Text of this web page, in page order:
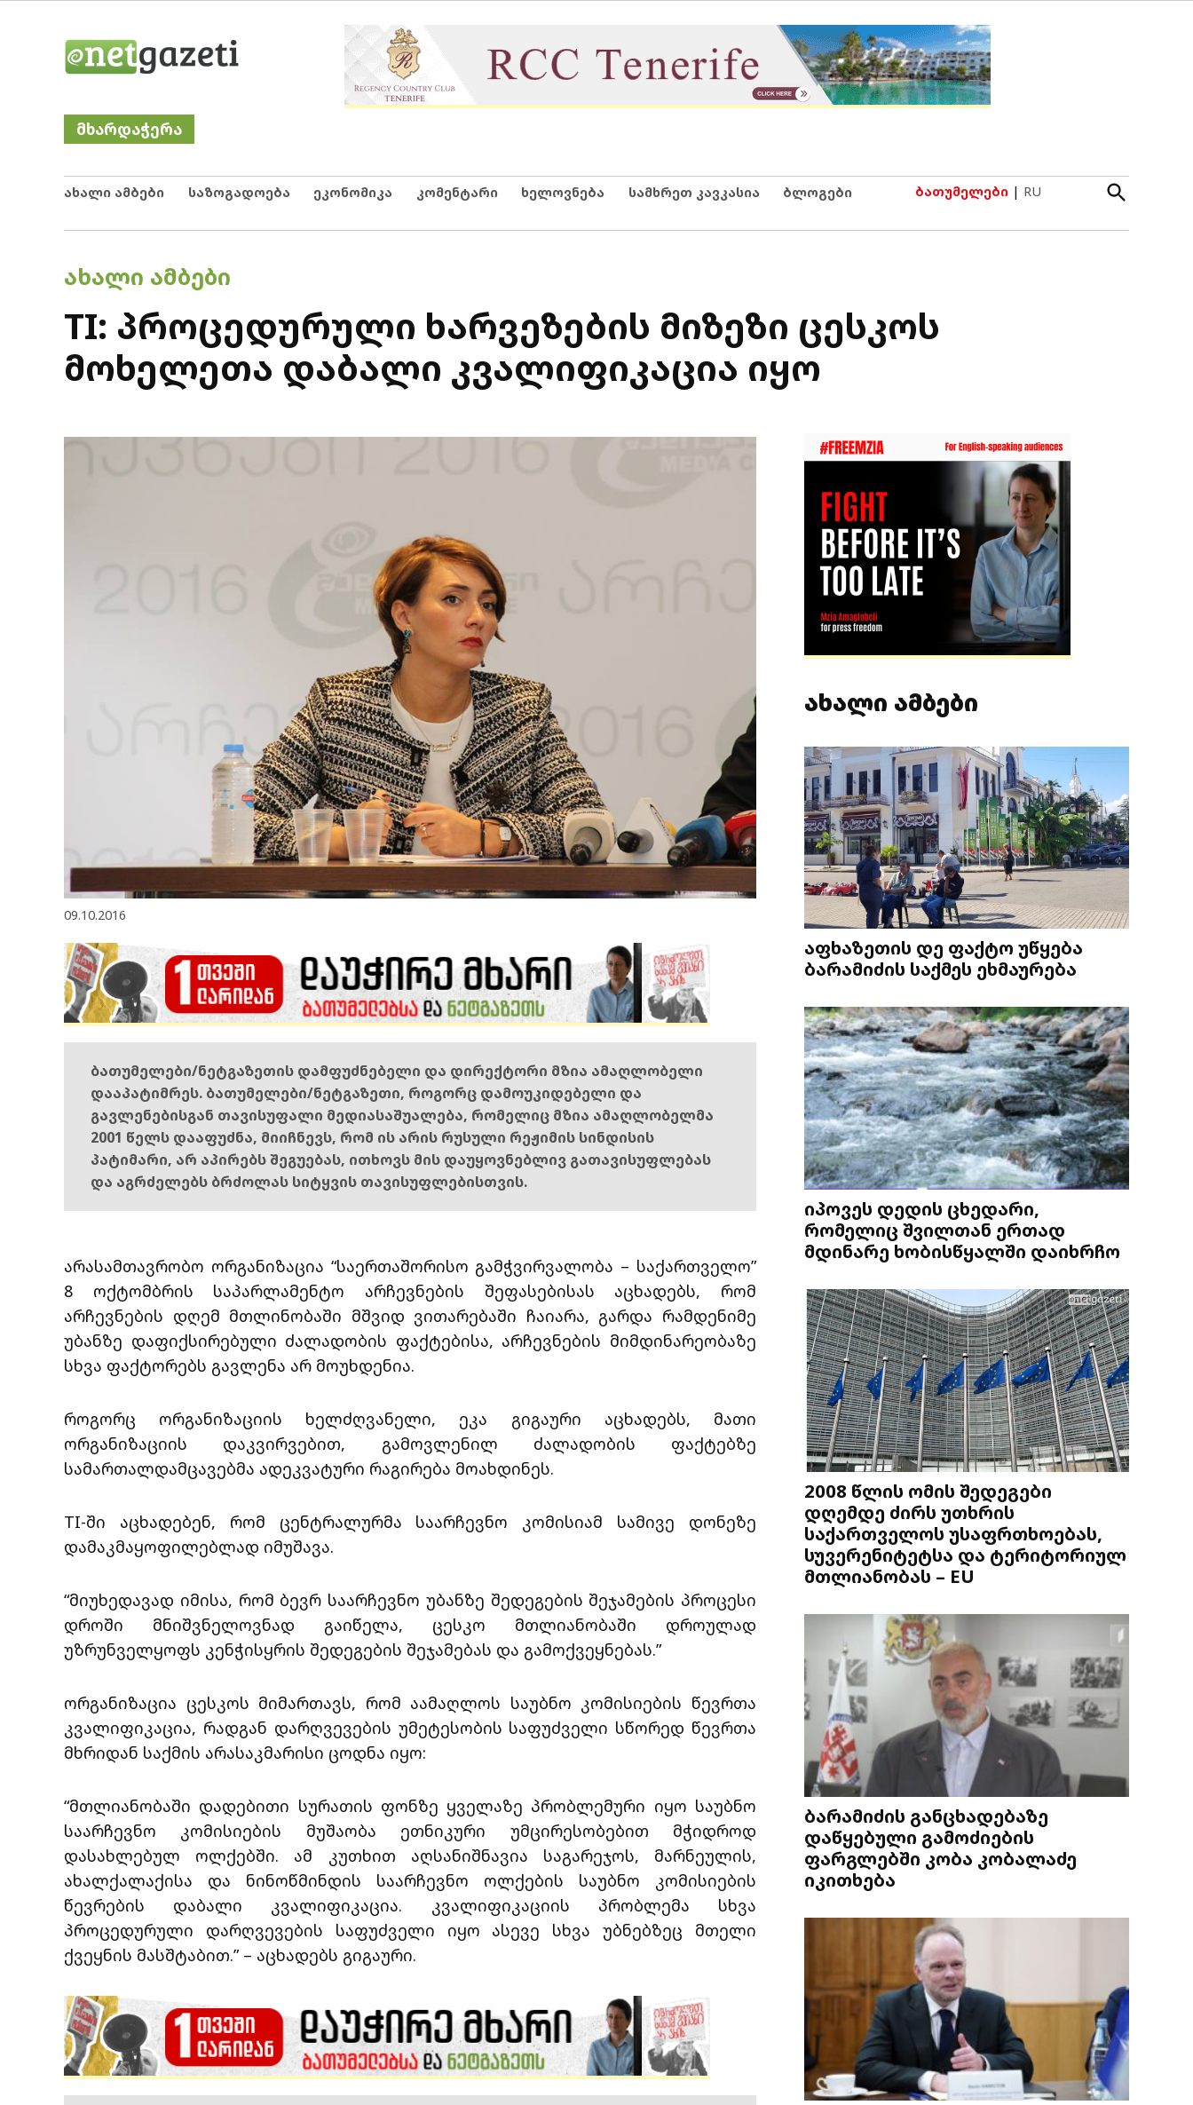
Netgazeti
მხარდაჭერა
ახალი ამბები საზოგადოება ეკონომიკა კომენტარი ხელოვნება სამხრეთ კავკასია ბლოგები ბათუმელები | RU
Open
Search
POSTED
ᲐᲮᲐᲚᲘ ᲐᲛᲑᲔᲑᲘ
TI: პროცედურული ხარვეზების მიზეზი ცესკოს
მოხელეთა დაბალი კვალიფიკაცია იყო
09.10.2016
ბათუმელები/ნეტგაზეთის დამფუძნებელი და დირექტორი მზია ამაღლობელი
დააპატიმრეს. ბათუმელები/ნეტგაზეთი, როგორც დამოუკიდებელი და
გავლენებისგან თავისუფალი მედიასაშუალება, რომელიც მზია ამაღლობელმა
2001 წელს დააფუძნა, მიიჩნევს, რომ ის არის რუსული რეჟიმის სინდისის
პატიმარი, არ აპირებს შეგუებას, ითხოვს მის დაუყოვნებლივ გათავისუფლებას
და აგრძელებს ბრძოლას სიტყვის თავისუფლებისთვის.
არასამთავრობო ორგანიზაცია “საერთაშორისო გამჭვირვალობა – საქართველო”
8 ოქტომბრის საპარლამენტო არჩევნების შეფასებისას აცხადებს, რომ
არჩევნების დღემ მთლინობაში მშვიდ ვითარებაში ჩაიარა, გარდა რამდენიმე
უბანზე დაფიქსირებული ძალადობის ფაქტებისა, არჩევნების მიმდინარეობაზე
სხვა ფაქტორებს გავლენა არ მოუხდენია.
როგორც ორგანიზაციის ხელძღვანელი, ეკა გიგაური აცხადებს, მათი
ორგანიზაციის დაკვირვებით, გამოვლენილ ძალადობის ფაქტებზე
სამართალდამცავებმა ადეკვატური რაგირება მოახდინეს.
TI-ში აცხადებენ, რომ ცენტრალურმა საარჩევნო კომისიამ სამივე დონეზე
დამაკმაყოფილებლად იმუშავა.
“მიუხედავად იმისა, რომ ბევრ საარჩევნო უბანზე შედეგების შეჯამების პროცესი
დროში მნიშვნელოვნად გაიწელა, ცესკო მთლიანობაში დროულად
უზრუნველყოფს კენჭისყრის შედეგების შეჯამებას და გამოქვეყნებას.”
ორგანიზაცია ცესკოს მიმართავს, რომ აამაღლოს საუბნო კომისიების წევრთა
კვალიფიკაცია, რადგან დარღვევების უმეტესობის საფუძველი სწორედ წევრთა
მხრიდან საქმის არასაკმარისი ცოდნა იყო:
“მთლიანობაში დადებითი სურათის ფონზე ყველაზე პრობლემური იყო საუბნო
საარჩევნო კომისიების მუშაობა ეთნიკური უმცირესობებით მჭიდროდ
დასახლებულ ოლქებში. ამ კუთხით აღსანიშნავია საგარეჯოს, მარნეულის,
ახალქალაქისა და ნინოწმინდის საარჩევნო ოლქების საუბნო კომისიების
წევრების დაბალი კვალიფიკაცია. კვალიფიკაციის პრობლემა სხვა
პროცედურული დარღვევების საფუძველი იყო ასევე სხვა უბნებზეც მთელი
ქვეყნის მასშტაბით.” – აცხადებს გიგაური.
ახალი ამბები
აფხაზეთის დე ფაქტო უწყება
ბარამიძის საქმეს ეხმაურება
იპოვეს დედის ცხედარი,
რომელიც შვილთან ერთად
მდინარე ხობისწყალში დაიხრჩო
2008 წლის ომის შედეგები
დღემდე ძირს უთხრის
საქართველოს უსაფრთხოებას,
სუვერენიტეტსა და ტერიტორიულ
მთლიანობას – EU
ბარამიძის განცხადებაზე
დაწყებული გამოძიების
ფარგლებში კობა კობალაძე
იკითხება